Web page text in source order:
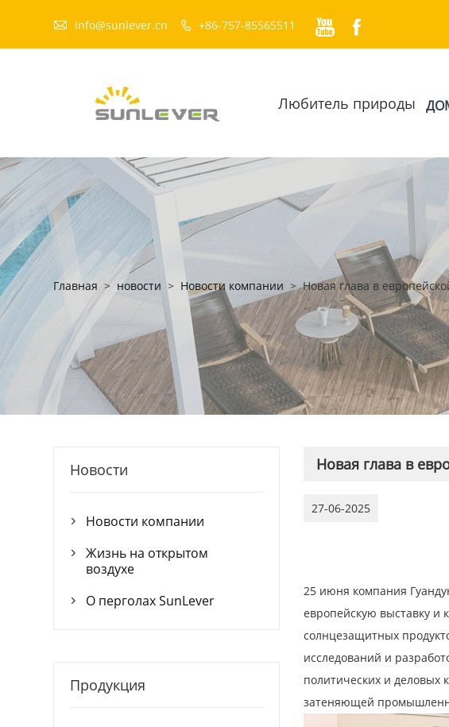
 info@sunlever.cn  +86-757-85565511  
Любитель природы
Главная > новости > Новости компании > Новая глава в
Новая глава в
27-06-2025
25 июня компания
европейскую выставку и
солнцезащитных
исследований и
политических и деловых
затеняющей
Новости
 Новости компании

Жизнь на открытом
воздухе
 О перголах SunLever
Продукция